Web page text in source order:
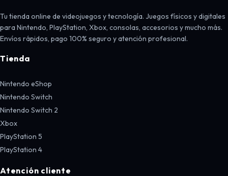
Tu tienda online de videojuegos y tecnología. Juegos físicos y digitales
para Nintendo, PlayStation, Xbox, consolas, accesorios y mucho más.
Envíos rápidos, pago 100% seguro y atención profesional.
Tienda
Nintendo eShop
Nintendo Switch
Nintendo Switch 2
Xbox
PlayStation 5
PlayStation 4
Atención cliente